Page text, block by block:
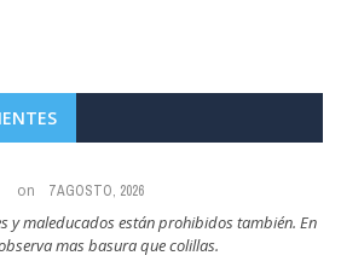
on 7 AGOSTO, 2026
y maleducados están prohibidos también. En
mas basura que colillas.